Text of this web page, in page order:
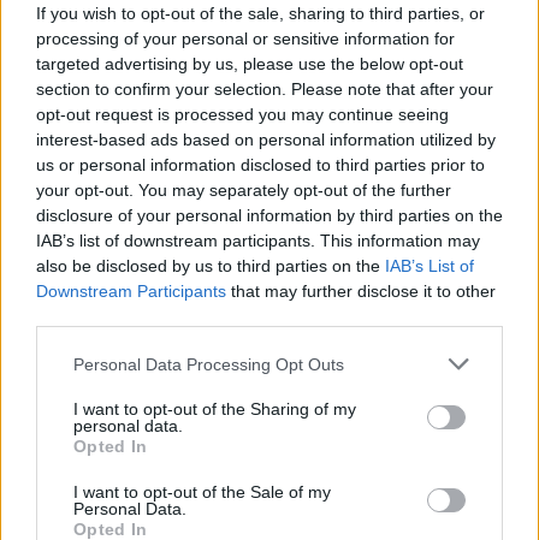
If you wish to opt-out of the sale, sharing to third parties, or
processing of your personal or sensitive information for
targeted advertising by us, please use the below opt-out
section to confirm your selection. Please note that after your
opt-out request is processed you may continue seeing
interest-based ads based on personal information utilized by
us or personal information disclosed to third parties prior to
your opt-out. You may separately opt-out of the further
disclosure of your personal information by third parties on the
IAB’s list of downstream participants. This information may
also be disclosed by us to third parties on the IAB’s List of
Downstream Participants that may further disclose it to other
Personal Data Processing Opt Outs
I want to opt-out of the Sharing of my
personal data.
Opted In
I want to opt-out of the Sale of my
Personal Data.
Opted In
Изкуствен интелект за първи път
създаде нови жизнеспособни вируси
07.08.2026 / 15:30
Астронавти на NASA излязоха в